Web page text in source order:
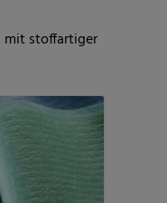
mit stoffartiger